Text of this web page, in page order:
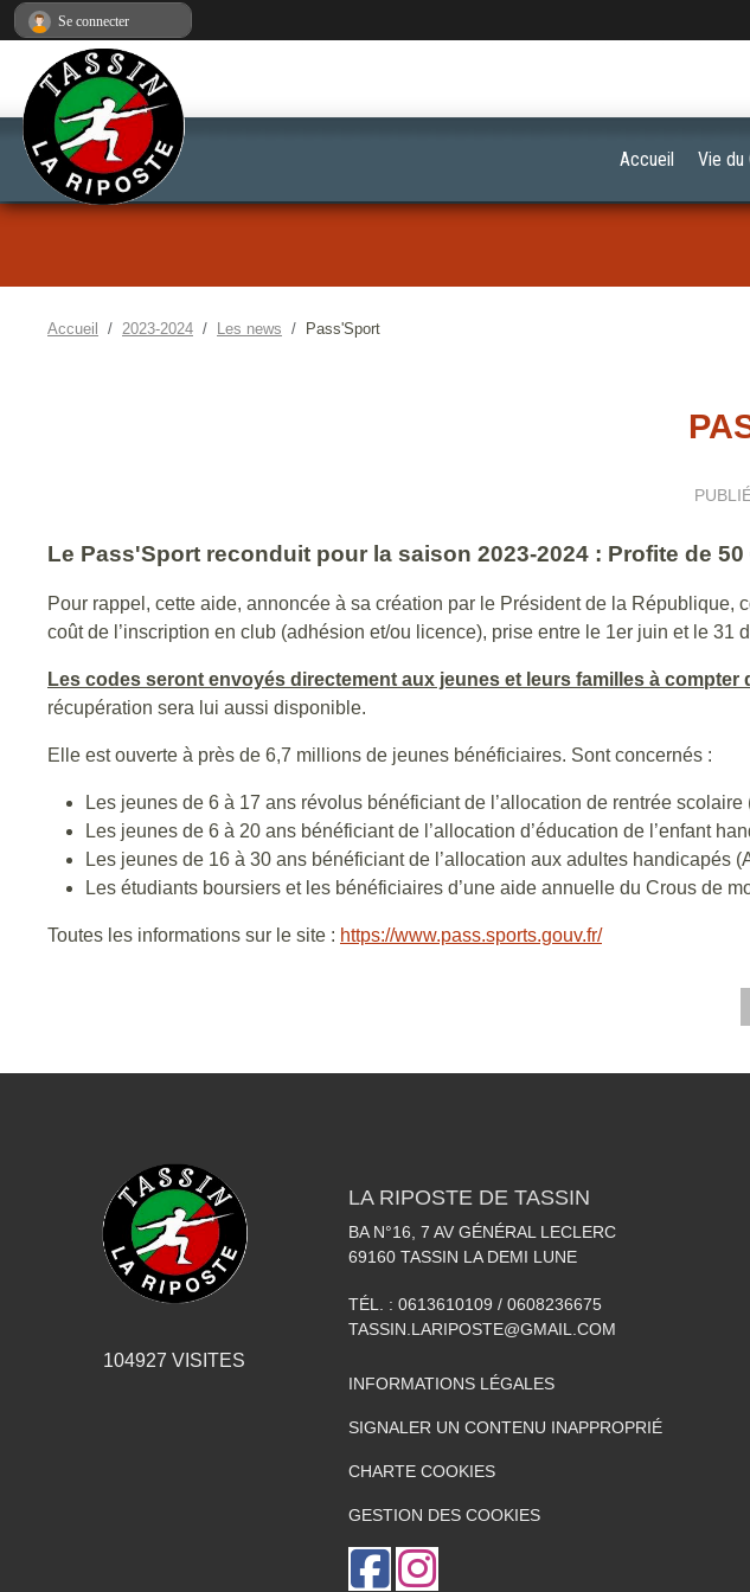
Accueil 2023-2024 Les news Pass'Sport
Le Pass'Sport reconduit pour la saison 2023-2024 : Profite de
Pour rappel, cette aide, annoncée à sa création par le Président de la République,
coût de l’inscription en club (adhésion et/ou licence), prise entre le 1er juin et le 31
Les codes seront envoyés directement aux jeunes et leurs familles à compter
récupération sera lui aussi disponible.
Elle est ouverte à près de 6,7 millions de jeunes bénéficiaires. Sont concernés :
Les jeunes de 6 à 17 ans révolus bénéficiant de l’allocation de rentrée scolaire
Les jeunes de 6 à 20 ans bénéficiant de l’allocation d’éducation de l’enfant
Les jeunes de 16 à 30 ans bénéficiant de l’allocation aux adultes handicapés
Les étudiants boursiers et les bénéficiaires d’une aide annuelle du Crous de
Toutes les informations sur le site : https://www.pass.sports.gouv.fr/
Accueil Vie du
104927 VISITES
LA RIPOSTE DE TASSIN
BA N°16, 7 AV GÉNÉRAL LECLERC
69160 TASSIN LA DEMI LUNE
TÉL. : 0613610109 / 0608236675
TASSIN.LARIPOSTE@GMAIL.COM
INFORMATIONS LÉGALES
SIGNALER UN CONTENU INAPPROPRIÉ
CHARTE COOKIES
GESTION DES COOKIES
Se connecter
Panneau de gestion des cookies